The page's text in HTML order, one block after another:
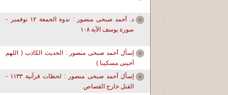
د. أحمد صبحى منصور : ندوة الجمعة ١٢ نوفمبر -
سورة يوسف الآية ١٠٨
إسأل أحمد صبحى منصور : الحديث الكاذب ( اللهم
أحينى مسكينا )
إسأل أحمد صبحى منصور : لحظات قرآنية ١١٣٣ -
القتل خارج القصاص